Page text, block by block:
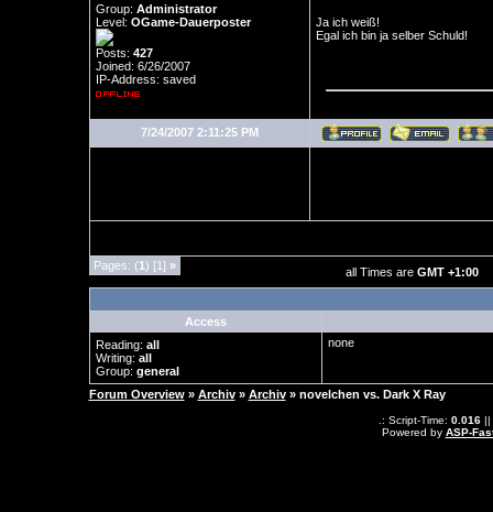
Group: Administrator
Level: OGame-Dauerposter
Posts: 427
Joined: 6/26/2007
IP-Address: saved
Ja ich weiß!
Egal ich bin ja selber Schuld!
7/24/2007 2:11:25 PM
Pages: (1) [1] » all Times are GMT +1:00
Access
Reading: all
Writing: all
Group: general
none
Forum Overview » Archiv » Archiv » novelchen vs. Dark X Ray
.: Script-Time: 0.016||
Powered by ASP-